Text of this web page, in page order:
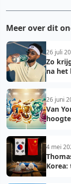
Meer over dit
26 juli
Zo
na het
26 juni
Van
4 mei